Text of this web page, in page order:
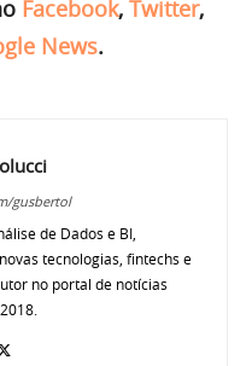
Facebook, Twitter,
News.
gusbertol
de Dados e BI,
tecnologias, fintechs e
no portal de notícias